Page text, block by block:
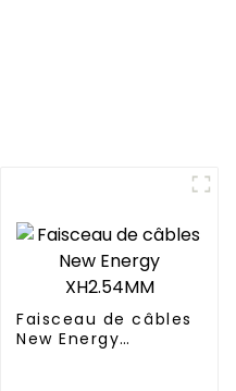
Faisceau de câbles
New Energy